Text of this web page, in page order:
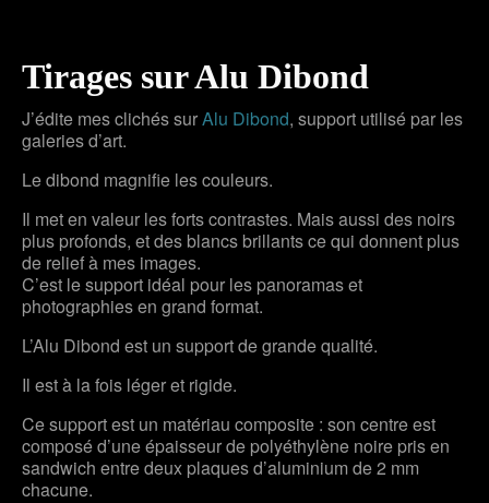
Tirages sur Alu Dibond
J’édite mes clichés surAlu Dibond, support utilisé par les
galeries d’art.
Le dibond magnifie les couleurs.
Il met en valeur les forts contrastes. Mais aussi des noirs
plus profonds, et des blancs brillants ce qui donnent plus
de relief à mes images.
C’est le support idéal pour les panoramas et
photographies en grand format.
L’Alu Dibond est un support de grande qualité.
Il est à la fois léger et rigide.
Ce support est un matériau composite : son centre est
composé d’une épaisseur de polyéthylène noire pris en
sandwich entre deux plaques d’aluminium de 2 mm
chacune.